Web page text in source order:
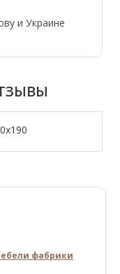
и Украине
фабрики